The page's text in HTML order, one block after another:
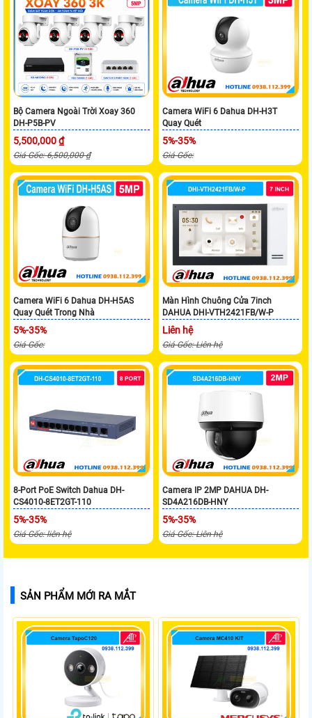
Bộ Camera Ngoài Trời Xoay 360
DH-P5B-PV
5,500,000 ₫
Giá Gốc: 6,500,000 ₫
Camera WiFi 6 Dahua DH-H3T
Quay Quét
5%-35%
Giá Gốc:
Camera WiFi 6 Dahua DH-H5AS
Quay Quét Trong Nhà
5%-35%
Giá Gốc:
Màn Hình Chuông Cửa 7inch
DAHUA DHI-VTH2421FB/W-P
Liên hệ
Giá Gốc: Liên hệ
8-Port PoE Switch Dahua DH-
CS4010-8ET2GT-110
5%-35%
Giá Gốc: liên hệ
Camera IP 2MP DAHUA DH-
SD4A216DB-HNY
5%-35%
Giá Gốc: Liên hệ
SẢN PHẨM MỚI RA MẮT